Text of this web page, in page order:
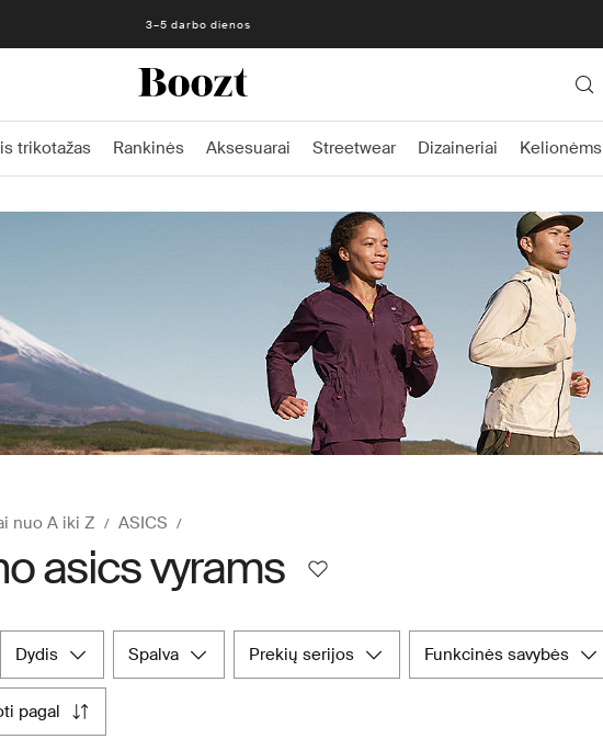
3–5 darbo dienos
Nemokamas grąžinimas per 30 dienų
trikotažas Rankinės Aksesuarai Streetwear Dizaineriai Kelionėms
nuo A iki Z ASICS
asics vyrams
dydis spalva prekių serijos funkcinės savybės
pagal